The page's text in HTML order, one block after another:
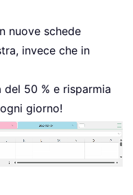
nuove schede
invece che in
50 % e risparmia
giorno!